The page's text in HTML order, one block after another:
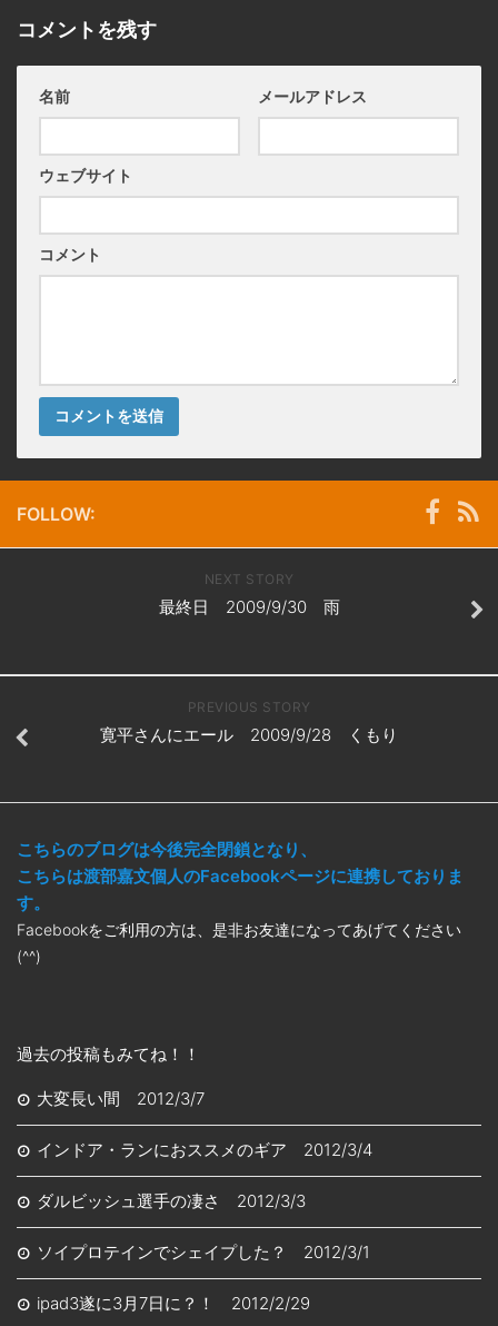
コメントを残す
名前 メールアドレス
ウェブサイト
コメント
FOLLOW:
NEXT STORY
最終日 2009/9/30 雨
PREVIOUS STORY
寛平さんにエール 2009/9/28 くもり
こちらのブログは今後完全閉鎖となり、
こちらは渡部嘉文個人のFacebookページに連携しておりま
す。
Facebookをご利用の方は、是非お友達になってあげてください
(^^)
過去の投稿もみてね！！
大変長い間 2012/3/7
インドア・ランにおススメのギア 2012/3/4
ダルビッシュ選手の凄さ 2012/3/3
ソイプロテインでシェイプした？ 2012/3/1
ipad3遂に3月7日に？！ 2012/2/29